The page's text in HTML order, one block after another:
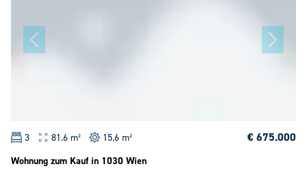
3 81.6 m² 15.6 m² € 675.000
Wohnung zum Kauf in 1030 Wien